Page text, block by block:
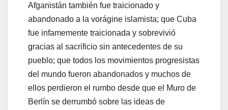
Afganistán también fue traicionado y
abandonado a la vorágine islamista; que Cuba
fue infamemente traicionada y sobrevivió
gracias al sacrificio sin antecedentes de su
pueblo; que todos los movimientos progresistas
del mundo fueron abandonados y muchos de
ellos perdieron el rumbo desde que el Muro de
Berlín se derrumbó sobre las ideas de